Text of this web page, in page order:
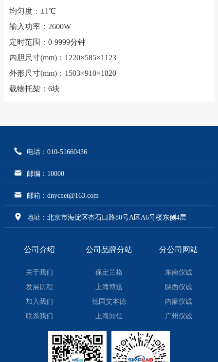
均匀度：±1℃
输入功率：2600W
定时范围：0-9999分钟
内胆尺寸(mm)：1220×585×1123
外形尺寸(mm)：1503×910×1820
载物托架：6块
电话：010-51660436
邮编：10000
邮箱：dnycnet@163.com
地址：北京市海淀区杏石口路80号A区A6号楼东侧4层
公司介绍
关于我们
发展历程
加入我们
联系我们
公司品牌分站
保定兰格
上海博迅
德国艾本德
上海知信
分公司网站
东南仪诚
陕西仪诚
内蒙仪诚
广州仪诚